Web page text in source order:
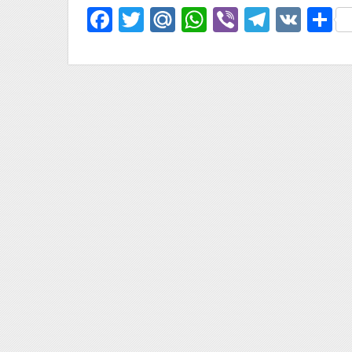
Facebook
TwitterMail.Ru
WhatsApp
Viber VK